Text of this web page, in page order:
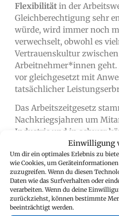
Einwilligung
Um dir ein optimales Erlebnis zu
wie Cookies, um
zuzugreifen. Wenn du diesen
Daten wie das Surfverhalten oder
verarbeiten. Wenn du deine
zurückziehst, können bestimmte
beeinträchtigt werden.
Flexibilität in der
Gleichberechtigung sehr
würde, wird immer noch
verwechselt, obwohl es
Vertrauenskultur
Arbeitnehmer*innen
vor gleichgesetzt mit
tatsächlicher
Das Arbeitszeitgesetz
Nachkriegsjahren um
Industrie und in schwer
Berufen zu schützen. Das
daherbranchenspezifisch
Die Ergebnisse
Arbeitnehmer*innen
erwartete Diskussion
Für alle die daran